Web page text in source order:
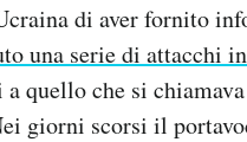
di aver fornito
una serie di attacchi
quello che si
giorni scorsi il